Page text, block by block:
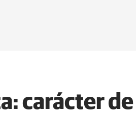
carácter